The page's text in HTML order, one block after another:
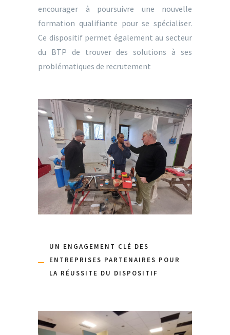
encourager à poursuivre une nouvelle
formation qualifiante pour se spécialiser.
Ce dispositif permet également au secteur
du BTP de trouver des solutions à ses
problématiques de recrutement
UN ENGAGEMENT CLÉ DES
ENTREPRISES PARTENAIRES POUR
LA RÉUSSITE DU DISPOSITIF